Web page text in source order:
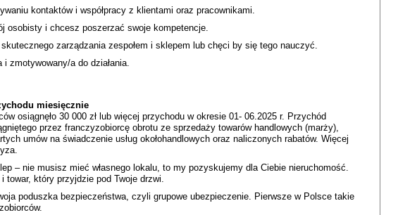
kontaktów i współpracy z klientami oraz pracownikami.
osobisty i chcesz poszerzać swoje kompetencje.
zarządzania zespołem i sklepem lub chęci by się tego nauczyć.
zmotywowany/a do działania.
miesięcznie
osiągnęło 30 000 zł lub więcej przychodu w okresie 01- 06.2025 r. Przychód
przez franczyzobiorcę obrotu ze sprzedaży towarów handlowych (marży),
umów na świadczenie usług okołohandlowych oraz naliczonych rabatów. Więcej
– nie musisz mieć własnego lokalu, to my pozyskujemy dla Ciebie nieruchomość.
towar, który przyjdzie pod Twoje drzwi.
poduszka bezpieczeństwa, czyli grupowe ubezpieczenie. Pierwsze w Polsce takie